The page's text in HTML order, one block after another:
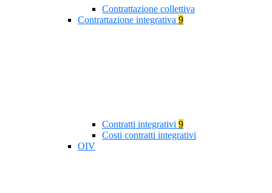
Contrattazione collettiva
Contrattazione integrativa 9
Contratti integrativi 9
Costi contratti integrativi
OIV